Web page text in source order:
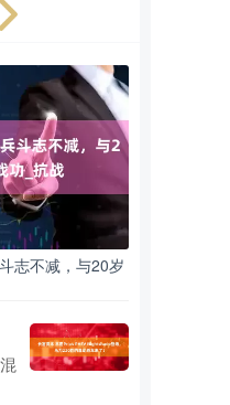
志不减，与20岁